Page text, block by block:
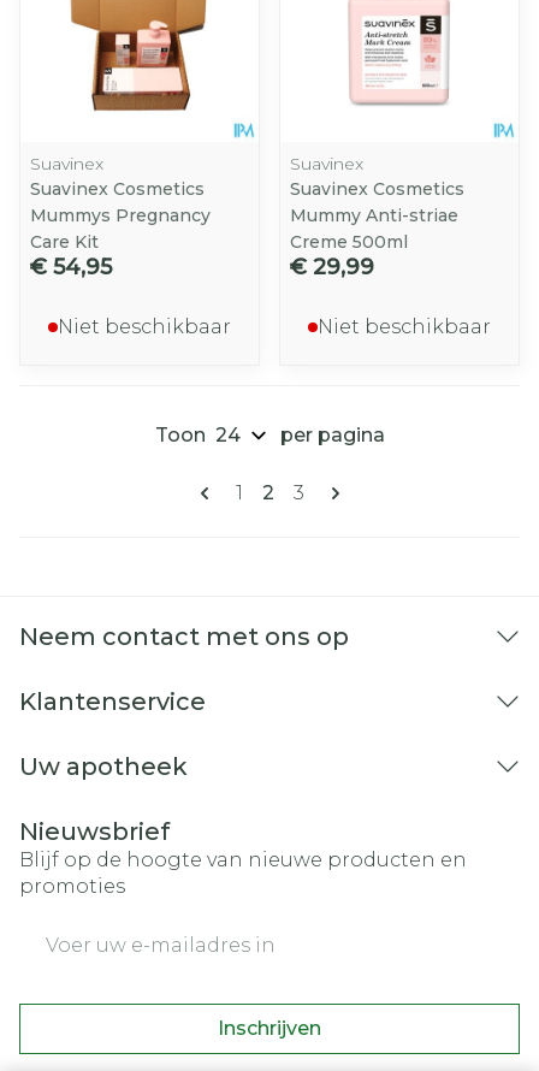
Suavinex
Suavinex Cosmetics
Mummys Pregnancy
Care Kit
€ 54,95
Niet beschikbaar
Suavinex
Suavinex Cosmetics
Mummy Anti-striae
Creme 500ml
€ 29,99
Niet beschikbaar
Pagina's
Pagina
1 U lees momenteel pagina
2 Pagina
3
Toon per pagina
Neem contact met ons op
Klantenservice
Uw apotheek
Nieuwsbrief
Blijf op de hoogte van nieuwe producten en
promoties
Inschrijven